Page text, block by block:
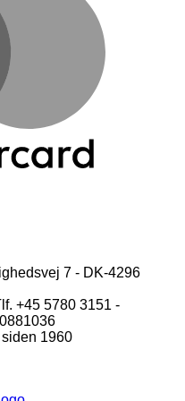
7 - DK-4296
+45 5780 3151 -
1960